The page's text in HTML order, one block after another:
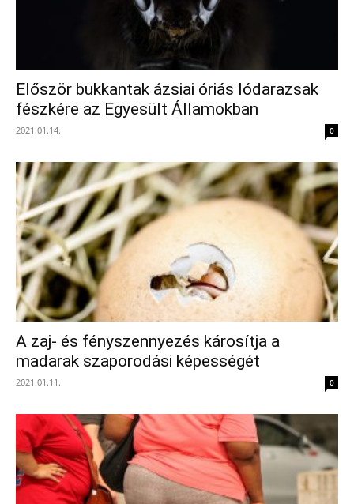
Először bukkantak ázsiai óriás lódarazsak
fészkére az Egyesült Államokban
2021.01.14. 0
A zaj- és fényszennyezés károsítja a
madarak szaporodási képességét
2021.01.11. 0